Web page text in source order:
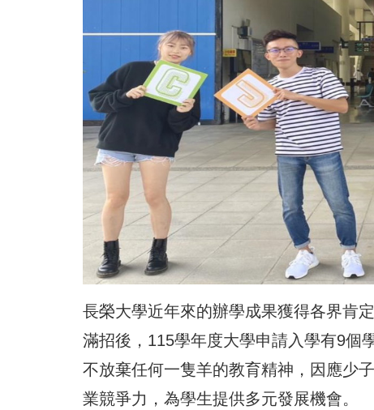
長榮大學近年來的辦學成果獲得各界肯
滿招後，115學年度大學申請入學有9個
不放棄任何一隻羊的教育精神，因應少
業競爭力，為學生提供多元發展機會。